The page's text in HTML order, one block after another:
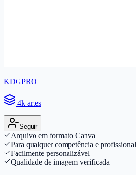
KDGPRO
4k artes
Seguir
Arquivo em formato Canva
Para qualquer competência e profissional
Facilmente personalizável
Qualidade de imagem verificada